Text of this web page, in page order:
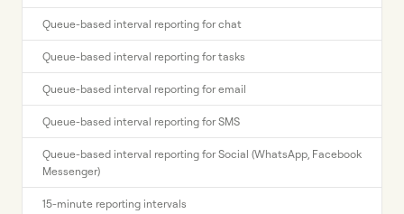
Queue-based interval reporting for chat
Queue-based interval reporting for tasks
Queue-based interval reporting for email
Queue-based interval reporting for SMS
Queue-based interval reporting for Social (WhatsApp, Facebook
Messenger)
15-minute reporting intervals